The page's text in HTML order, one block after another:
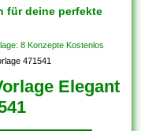
für deine perfekte
8 Konzepte Kostenlos
471541
Elegant